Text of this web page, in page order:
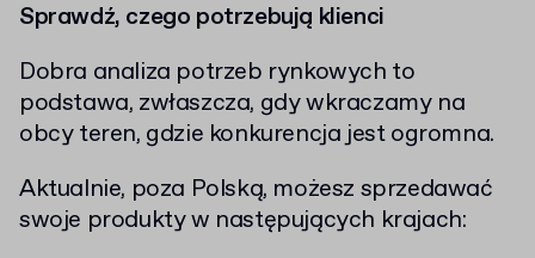
Sprawdź, czego potrzebują klienci
Dobra analiza potrzeb rynkowych to
podstawa, zwłaszcza, gdy wkraczamy na
obcy teren, gdzie konkurencja jest ogromna.
Aktualnie, poza Polską, możesz sprzedawać
swoje produkty w następujących krajach: